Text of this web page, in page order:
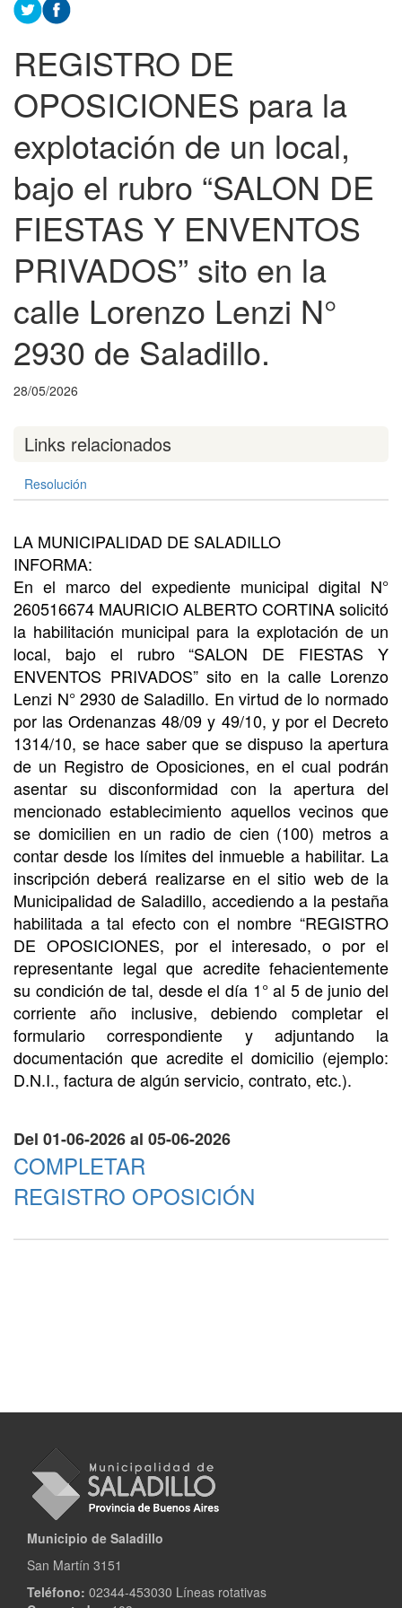
REGISTRO DE
OPOSICIONES para la
explotación de un local,
bajo el rubro “SALON DE
FIESTAS Y ENVENTOS
PRIVADOS” sito en la
calle Lorenzo Lenzi N°
2930 de Saladillo.
28/05/2026
Links relacionados
Resolución
LA MUNICIPALIDAD DE SALADILLO
INFORMA:
En el marco del expediente municipal digital N°
260516674 MAURICIO ALBERTO CORTINA solicitó
la habilitación municipal para la explotación de un
local, bajo el rubro “SALON DE FIESTAS Y
ENVENTOS PRIVADOS” sito en la calle Lorenzo
Lenzi N° 2930 de Saladillo. En virtud de lo normado
por las Ordenanzas 48/09 y 49/10, y por el Decreto
1314/10, se hace saber que se dispuso la apertura
de un Registro de Oposiciones, en el cual podrán
asentar su disconformidad con la apertura del
mencionado establecimiento aquellos vecinos que
se domicilien en un radio de cien (100) metros a
contar desde los límites del inmueble a habilitar. La
inscripción deberá realizarse en el sitio web de la
Municipalidad de Saladillo, accediendo a la pestaña
habilitada a tal efecto con el nombre “REGISTRO
DE OPOSICIONES, por el interesado, o por el
representante legal que acredite fehacientemente
su condición de tal, desde el día 1° al 5 de junio del
corriente año inclusive, debiendo completar el
formulario correspondiente y adjuntando la
documentación que acredite el domicilio (ejemplo:
D.N.I., factura de algún servicio, contrato, etc.).
Del 01-06-2026 al 05-06-2026
COMPLETAR
REGISTRO OPOSICIÓN
Municipio de Saladillo
San Martín 3151
Teléfono: 02344-453030 Líneas rotativas